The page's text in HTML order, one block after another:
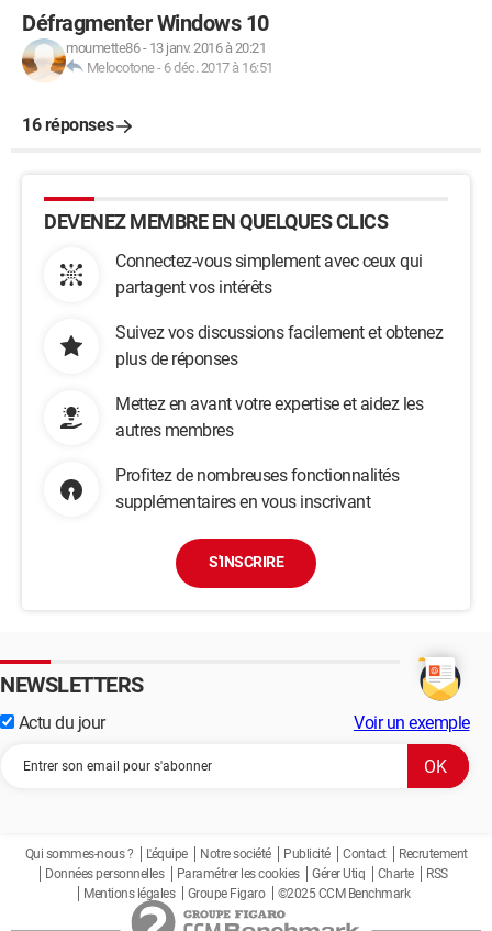
Défragmenter Windows 10
moumette86- 13 janv. 2016 à 20:21
Melocotone- 6 déc. 2017 à 16:51
16 réponses
DEVENEZ MEMBRE EN QUELQUES CLICS
Connectez-vous simplement avec ceux qui
partagent vos intérêts
Suivez vos discussions facilement et obtenez
plus de réponses
Mettez en avant votre expertise et aidez les
autres membres
Profitez de nombreuses fonctionnalités
supplémentaires en vous inscrivant
S'INSCRIRE
NEWSLETTERS
Actu du jour Voir un exemple
Qui sommes-nous ? L'équipe Notre société Publicité Contact
Recrutement
Données personnelles
Paramétrer les cookies Gérer Utiq Charte
RSS
Mentions légales
Groupe Figaro ©2025 CCM Benchmark